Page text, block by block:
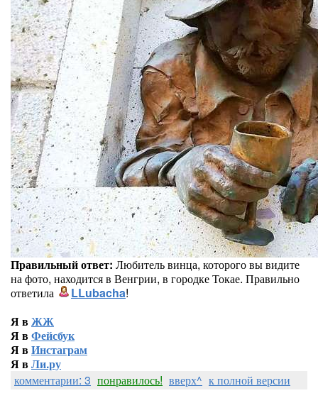
Правильный ответ: Любитель винца, которого вы видите
на фото, находится в Венгрии, в городке Токае. Правильно
ответила
LLubacha!
Я вЖЖ
Я вФейсбук
Я вИнстаграм
Я вЛи.ру
комментарии: 3 понравилось! вверх^ к полной версии